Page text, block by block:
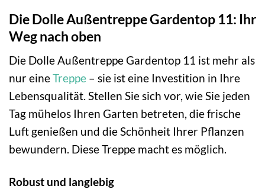
Die Dolle Außentreppe Gardentop 11: Ihr
Weg nach oben
Die Dolle Außentreppe Gardentop 11 ist mehr als
nur eineTreppe – sie ist eine Investition in Ihre
Lebensqualität. Stellen Sie sich vor, wie Sie jeden
Tag mühelos Ihren Garten betreten, die frische
Luft genießen und die Schönheit Ihrer Pflanzen
bewundern. Diese Treppe macht es möglich.
Robust und langlebig